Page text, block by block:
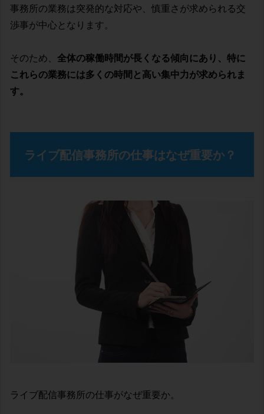
事務所の業務は突発的な対応や、慎重さが求められる交
渉事が中心となります。
そのため、 全体の稼働時間が長くなる傾向にあり、特に
これらの業務には多くの時間と高い集中力が求められま
す。
ライブ配信事務所の仕事はなぜ重要か？
ライブ配信事務所の仕事がなぜ重要か。